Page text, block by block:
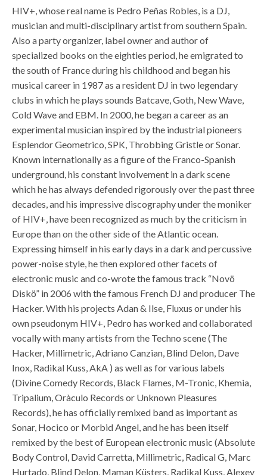
HIV+, whose real name is Pedro Peñas Robles, is a DJ,
musician and multi-disciplinary artist from southern Spain.
Also a party organizer, label owner and author of
specialized books on the eighties period, he emigrated to
the south of France during his childhood and began his
musical career in 1987 as a resident DJ in two legendary
clubs in which he plays sounds Batcave, Goth, New Wave,
Cold Wave and EBM. In 2000, he began a career as an
experimental musician inspired by the industrial pioneers
Esplendor Geometrico, SPK, Throbbing Gristle or Sonar.
Known internationally as a figure of the Franco-Spanish
underground, his constant involvement in a dark scene
which he has always defended rigorously over the past three
decades, and his impressive discography under the moniker
of HIV+, have been recognized as much by the criticism in
Europe than on the other side of the Atlantic ocean.
Expressing himself in his early days in a dark and percussive
power-noise style, he then explored other facets of
electronic music and co-wrote the famous track “Novö
Diskö” in 2006 with the famous French DJ and producer The
Hacker. With his projects Adan & Ilse, Fluxus or under his
own pseudonym HIV+, Pedro has worked and collaborated
vocally with many artists from the Techno scene (The
Hacker, Millimetric, Adriano Canzian, Blind Delon, Dave
Inox, Radikal Kuss, AkA ) as well as for various labels
(Divine Comedy Records, Black Flames, M-Tronic, Khemia,
Tripalium, Oràculo Records or Unknown Pleasures
Records), he has officially remixed band as important as
Sonar, Hocico or Morbid Angel, and he has been itself
remixed by the best of European electronic music (Absolute
Body Control, David Carretta, Millimetric, Radical G, Marc
Hurtado, Blind Delon, Maman Küsters, Radikal Kuss, Alexey